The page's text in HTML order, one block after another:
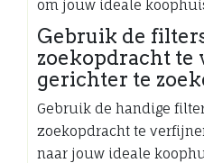
om jouw ideale
Gebruik de
zoekopdracht te
gerichter te
Gebruik de handige
zoekopdracht te
naar jouw ideale